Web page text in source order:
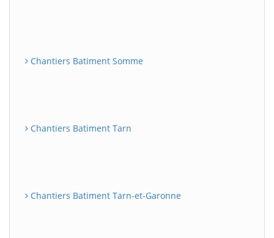
Chantiers Batiment Somme
Chantiers Batiment Tarn
Chantiers Batiment Tarn-et-Garonne